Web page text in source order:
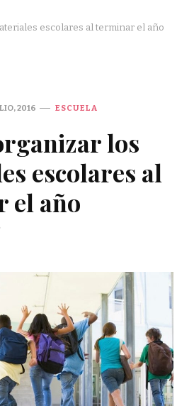
escolares al terminar el año
2016 ESCUELA
los
escolares al
el año